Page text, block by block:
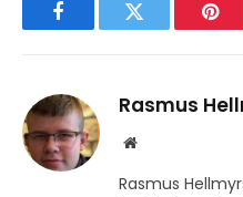
FacebookTwitter
Rasmus
Website
Rasmus